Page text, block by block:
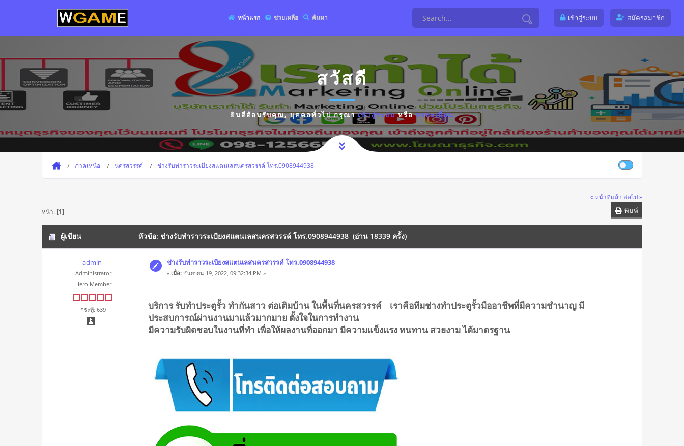
หน้าแรก ช่วยเหลือ ค้นหา เข้าสู่ระบบ สมัครสมาชิก
สวัสดี
ยินดีต้อนรับคุณ,บุคคลทั่วไปกรุณาเข้าสู่ระบบหรือลงทะเบียน
ภาคเหนือ นครสวรรค์ ช่างรับทำราวระเบียงสแตนเลสนครสวรรค์ โทร.0908944938
« หน้าที่แล้ว ต่อไป »
พิมพ์
หน้า: [1]
ผู้เขียน หัวข้อ: ช่างรับทำราวระเบียงสแตนเลสนครสวรรค์ โทร.0908944938 (อ่าน 18339 ครั้ง)
admin
Administrator
Hero Member
กระทู้: 639
ช่างรับทำราวระเบียงสแตนเลสนครสวรรค์ โทร.0908944938
« เมื่อ:กันยายน 19, 2022, 09:32:34 PM »
บริการ รับทำประตูรั้ว ทำกันสาว ต่อเติมบ้าน ในพื้นที่นครสวรรค์ เราคือทีมช่างทำประตูรั้วมืออาชีพที่มีความชำนาญ มี
ประสบการณ์ผ่านงานมาแล้วมากมาย ตั้งใจในการทำงาน
มีความรับผิดชอบในงานที่ทำ เพื่อให้ผลงานที่ออกมา มีความแข็งแรง ทนทาน สวยงาม ได้มาตรฐาน